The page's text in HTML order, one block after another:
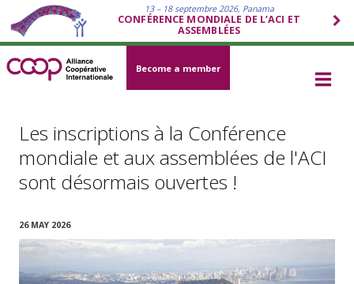
13 – 18 septembre 2026, Panama
CONFÉRENCE MONDIALE DE L’ACI ET
ASSEMBLÉES
Become a member
Les inscriptions à la Conférence
mondiale et aux assemblées de l'ACI
sont désormais ouvertes !
26 MAY 2026